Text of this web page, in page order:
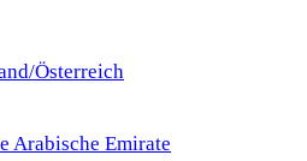
Österreich
Arabische Emirate